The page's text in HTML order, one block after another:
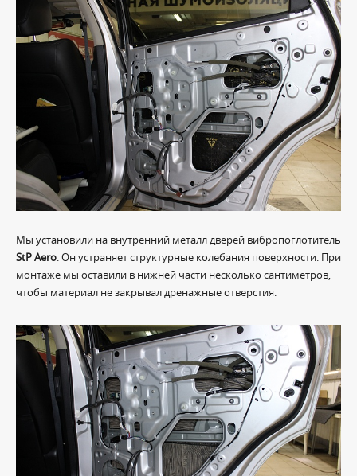
Мы установили на внутренний металл дверей вибропоглотитель
StP Aero. Он устраняет структурные колебания поверхности. При
монтаже мы оставили в нижней части несколько сантиметров,
чтобы материал не закрывал дренажные отверстия.